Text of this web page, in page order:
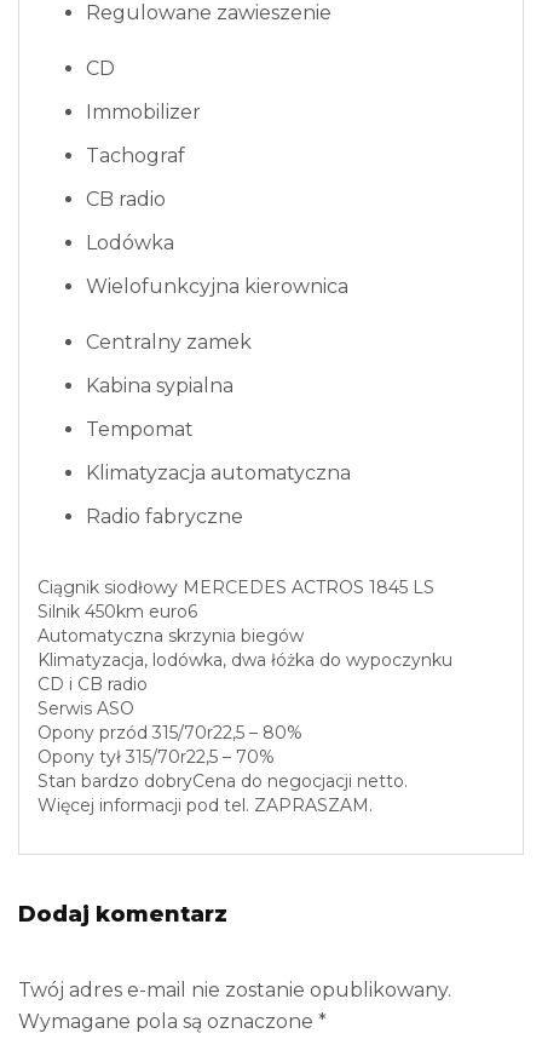
Regulowane zawieszenie
CD
Immobilizer
Tachograf
CB radio
Lodówka
Wielofunkcyjna kierownica
Centralny zamek
Kabina sypialna
Tempomat
Klimatyzacja automatyczna
Radio fabryczne
Ciągnik siodłowy MERCEDES ACTROS 1845 LS
Silnik 450km euro6
Automatyczna skrzynia biegów
Klimatyzacja, lodówka, dwa łóżka do wypoczynku
CD i CB radio
Serwis ASO
Opony przód 315/70r22,5 – 80%
Opony tył 315/70r22,5 – 70%
Stan bardzo dobryCena do negocjacji netto.
Więcej informacji pod tel. ZAPRASZAM.
Dodaj komentarz
Twój adres e-mail nie zostanie opublikowany.
Wymagane pola są oznaczone *